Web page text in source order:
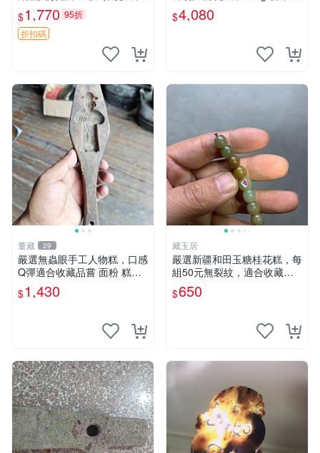
品 篆刻 限量版
$1,770 95折
折扣碼
玉、雕佩、圓形
$4,080
董藏 29
嚴選無蟲眼手工人物糕，口感
Q彈適合收藏品嘗 面粉 糕點
人物糕
$1,430
藏玉居
嚴選新疆和田玉糖桂花糕，每
組50元無裂紋，適合收藏與
送禮 糖桂花糕 和田玉 精品
$650